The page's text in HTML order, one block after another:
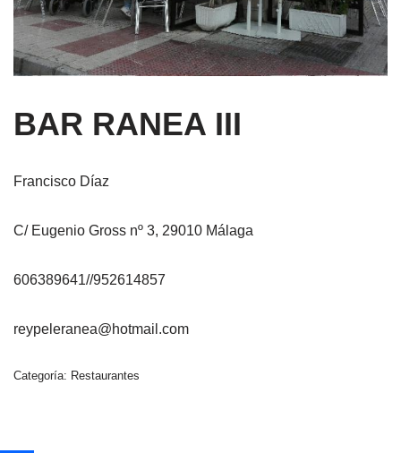
BAR RANEA III
Francisco Díaz
C/ Eugenio Gross nº 3, 29010 Málaga
606389641//952614857
reypeleranea@hotmail.com
Categoría: Restaurantes